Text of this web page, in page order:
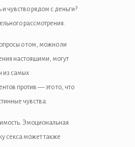
чувство рядом с деньги?
рассмотрения.
о том, можно ли
настоящими, могут
из самых
против — это то, что
чувства.
Эмоциональная
секса может также